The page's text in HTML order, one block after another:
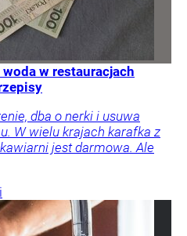
w restauracjach
dba o nerki i usuwa
W wielu krajach karafka z
jest darmowa. Ale